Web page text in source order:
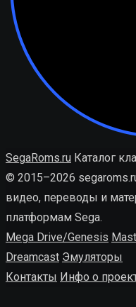
SegaRoms.ru Каталог
© 2015–2026
видео, переводы и
платформам Sega.
Mega Drive/Genesis
Dreamcast Эмуляторы
Контакты Инфо о